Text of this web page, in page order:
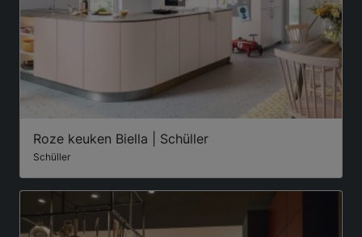
Roze keuken Biella | Schüller
Schüller